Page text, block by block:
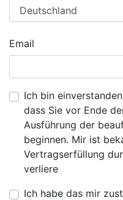
Email
Ich bin
dass Sie vor Ende
Ausführung der
beginnen. Mir ist
Vertragserfüllung
verliere
Ich habe das mir